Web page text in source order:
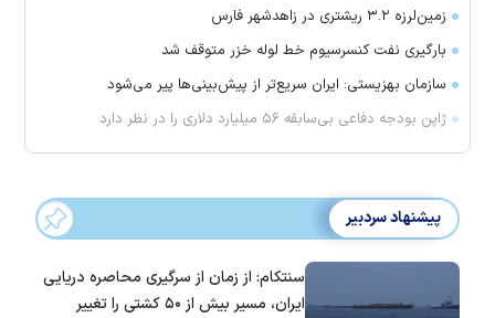
زمین‌لرزه ۳.۲ ریشتری در زاهدشهر فارس
بارگیری نفت کنسرسیوم خط لوله خزر متوقف شد
سازمان بهزیستی: ایران سریع‌تر از پیش‌بینی‌ها پیر می‌شود
ژاپن بودجه دفاعی بی‌سابقه ۵۶ میلیارد دلاری را در نظر دارد
پیشنهاد سردبیر
سنتکام: از زمان از سرگیری محاصره دریایی
ایران، مسیر بیش از ۵۰ کشتی را تغییر